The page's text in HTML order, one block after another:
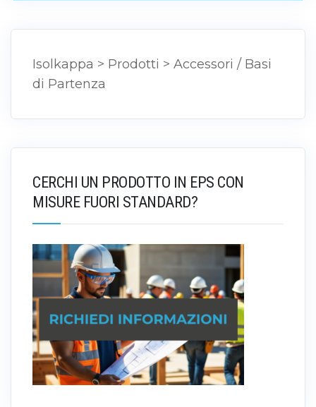
Isolkappa > Prodotti > Accessori / Basi
di Partenza
CERCHI UN PRODOTTO IN EPS CON
MISURE FUORI STANDARD?